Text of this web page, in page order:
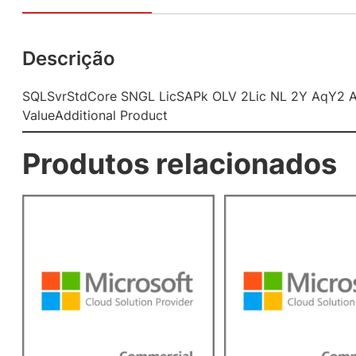
Descrição
SQLSvrStdCore SNGL LicSAPk OLV 2Lic NL 2Y AqY2
ValueAdditional Product
Produtos relacionados